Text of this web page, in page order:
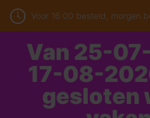
Voor 16:00 besteld, morgen
Van 25-
17-08-
gesloten